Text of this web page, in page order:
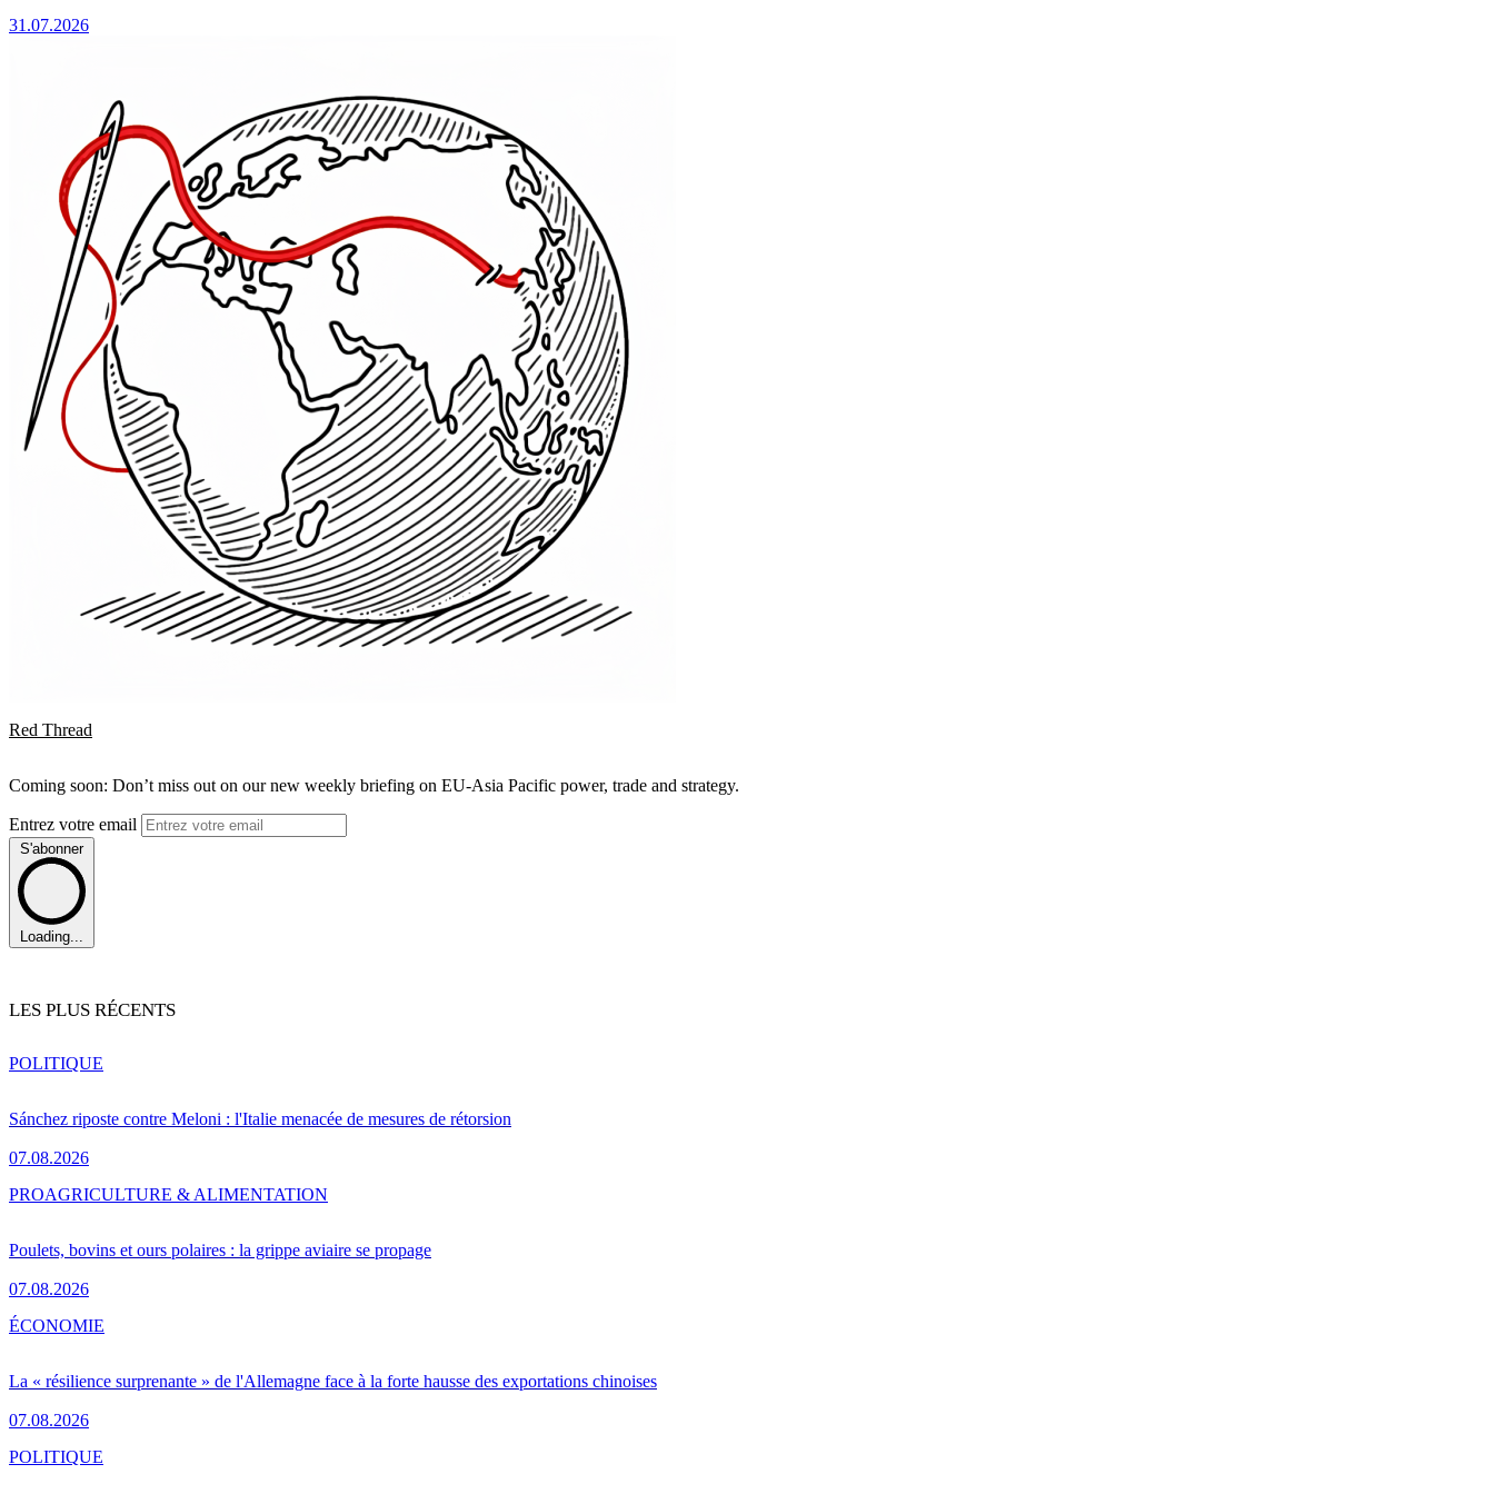
31.07.2026
Red Thread
Coming soon: Don’t miss out on our new weekly briefing on EU-Asia Pacific power, trade and strategy.
Entrez votre email
S'abonner
Loading...
LES PLUS RÉCENTS
Sánchez riposte contre Meloni : l'Italie menacée de mesures de rétorsion
07.08.2026
POLITIQUE
Poulets, bovins et ours polaires : la grippe aviaire se propage
07.08.2026
PROAGRICULTURE & ALIMENTATION
La « résilience surprenante » de l'Allemagne face à la forte hausse des exportations chinoises
07.08.2026
ÉCONOMIE
POLITIQUE